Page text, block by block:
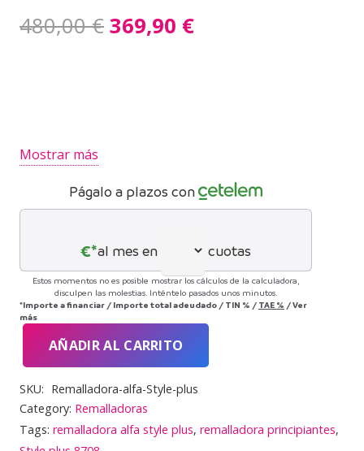
480,00€ El
369,90 €El
Mostrar más
Págalo a plazos con
€*al mes en cuotas
Estos momentos no es posible mostrar los cálculos de la calculadora,
disculpen las molestias. Inténtelo pasados unos minutos.
*Importe a financiar / Importe total adeudado / TIN % / TAE % /Ver
más
Style
plus
cantidad
AÑADIR AL CARRITO
SKU: Remalladora-alfa-Style-plus
Category: Remalladoras
Tags: remalladora alfa style plus, remalladora principiantes,